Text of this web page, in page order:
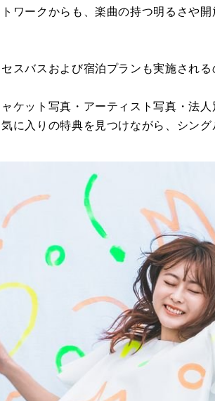
ワークからも、楽曲の持つ明るさや
スバスおよび宿泊プランも実施される
ケット写真・アーティスト写真・法
に入りの特典を見つけながら、シング